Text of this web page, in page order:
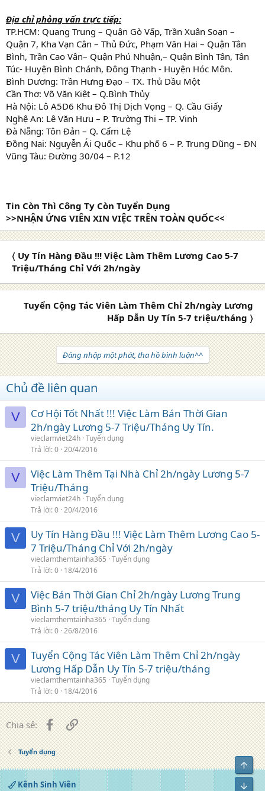
Địa chỉ phỏng vấn trực tiếp:
TP.HCM: Quang Trung – Quận Gò Vấp, Trần Xuân Soạn –
Quận 7, Kha Vạn Cân – Thủ Đức, Phạm Văn Hai – Quận Tân
Bình, Trần Cao Vân– Quận Phú Nhuận,– Quận Bình Tân, Tân
Túc- Huyện Bình Chánh, Đông Thạnh - Huyện Hóc Môn.
Bình Dương: Trần Hưng Đạo – TX. Thủ Dầu Một
Cần Thơ: Võ Văn Kiệt – Q.Bình Thủy
Hà Nội: Lô A5D6 Khu Đô Thị Dịch Vọng – Q. Cầu Giấy
Nghệ An: Lê Văn Hưu – P. Trường Thi – TP. Vinh
Đà Nẵng: Tôn Đản – Q. Cẩm Lệ
Đồng Nai: Nguyễn Ái Quốc – Khu phố 6 – P. Trung Dũng – ĐN
Vũng Tàu: Đường 30/04 – P.12
Tin Còn Thì Công Ty Còn Tuyển Dụng
>>NHẬN ỨNG VIÊN XIN VIỆC TRÊN TOÀN QUỐC<<
〈 Uy Tín Hàng Đầu !!! Việc Làm Thêm Lương Cao 5-7
Triệu/Tháng Chỉ Với 2h/ngày
Tuyển Cộng Tác Viên Làm Thêm Chỉ 2h/ngày Lương
Hấp Dẫn Uy Tín 5-7 triệu/tháng 〉
Đăng nhập một phát, tha hồ bình luận^^
Chủ đề liên quan
V
Cơ Hội Tốt Nhất !!! Việc Làm Bán Thời Gian
2h/ngày Lương 5-7 Triệu/Tháng Uy Tín.
vieclamviet24h Tuyển dụng
Trả lời 0 20/4/2016
V
Việc Làm Thêm Tại Nhà Chỉ 2h/ngày Lương 5-7
Triệu/Tháng
vieclamviet24h Tuyển dụng
Trả lời 0 20/4/2016
V
Uy Tín Hàng Đầu !!! Việc Làm Thêm Lương Cao 5-
7 Triệu/Tháng Chỉ Với 2h/ngày
vieclamthemtainha365 Tuyển dụng
Trả lời 0 18/4/2016
V
Việc Bán Thời Gian Chỉ 2h/ngày Lương Trung
Bình 5-7 triệu/tháng Uy Tín Nhất
vieclamthemtainha365 Tuyển dụng
Trả lời 0 26/8/2016
V
Tuyển Cộng Tác Viên Làm Thêm Chỉ 2h/ngày
Lương Hấp Dẫn Uy Tín 5-7 triệu/tháng
vieclamthemtainha365 Tuyển dụng
Trả lời 0 18/4/2016
Chia sẻ: FacebookLiên kết
Tuyển dụng
Kênh Sinh Viên
Top